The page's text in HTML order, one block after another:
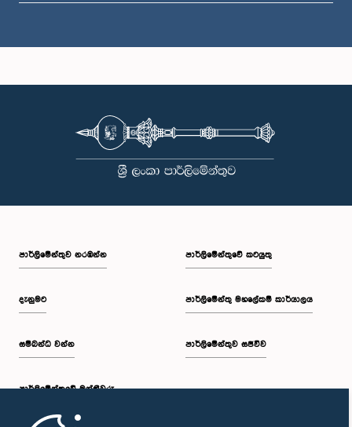
ප.ව. 1:00 - ප.ව. 1:10
ප.ව. 1:30 - ප.ව. 1:38
ප.ව. 1:38 - ප.ව. 1:45
පාර්ලි‌මේන්තුව නරඹන්න
දැනුමට
සම්බන්ධ වන්න
පාර්ලි‌මේන්තුවේ මන්ත්‍රීවරු
පාර්ලිමේන්තුවේ කටයුතු
පාර්ලිමේන්තු මහලේකම් කාර්යාලය
පාර්ලිමේන්තුව සජීවීව